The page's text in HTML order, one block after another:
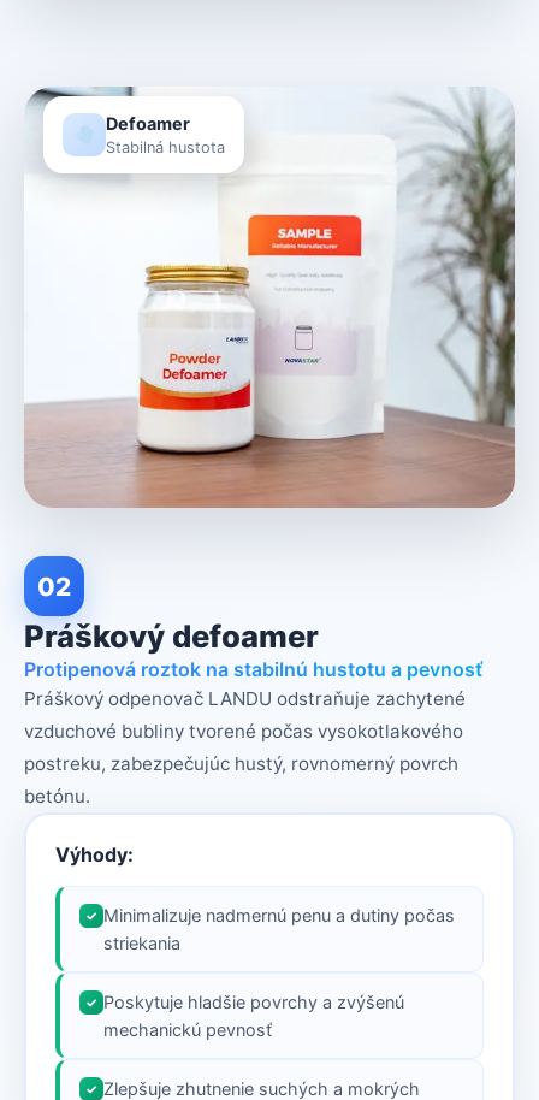
Defoamer
Stabilná hustota
02
Práškový defoamer
Protipenová roztok na stabilnú hustotu a pevnosť
Práškový odpenovač LANDU odstraňuje zachytené
vzduchové bubliny tvorené počas vysokotlakového
postreku, zabezpečujúc hustý, rovnomerný povrch
betónu.
Výhody:
✓ Minimalizuje nadmernú penu a dutiny počas
striekania
✓ Poskytuje hladšie povrchy a zvýšenú
mechanickú pevnosť
✓ Zlepšuje zhutnenie suchých a mokrých